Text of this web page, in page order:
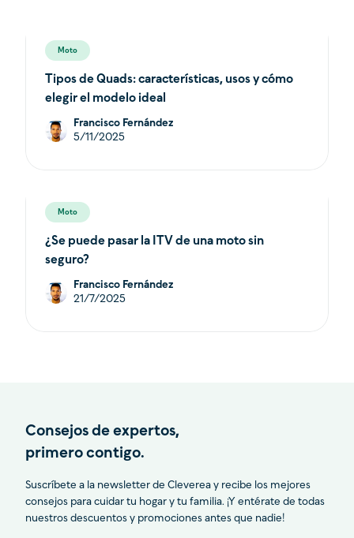
Moto
Tipos de Quads: características, usos y cómo
elegir el modelo ideal
Francisco Fernández
5/11/2025
Moto
¿Se puede pasar la ITV de una moto sin
seguro?
Francisco Fernández
21/7/2025
Consejos de expertos,
primero contigo.
Suscríbete a la newsletter de Cleverea y recibe los mejores
consejos para cuidar tu hogar y tu familia. ¡Y entérate de todas
nuestros descuentos y promociones antes que nadie!